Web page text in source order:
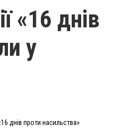
«16 днів
у
днів проти насильства»